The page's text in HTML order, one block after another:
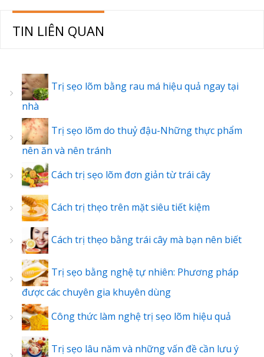
TIN LIÊN QUAN
Trị sẹo lõm bằng rau má hiệu quả ngay tại
nhà
Trị sẹo lõm do thuỷ đậu-Những thực phẩm
nên ăn và nên tránh
Cách trị sẹo lõm đơn giản từ trái cây
Cách trị thẹo trên mặt siêu tiết kiệm
Cách trị thẹo bằng trái cây mà bạn nên biết
Trị sẹo bằng nghệ tự nhiên: Phương pháp
được các chuyên gia khuyên dùng
Công thức làm nghệ trị sẹo lõm hiệu quả
Trị sẹo lâu năm và những vấn đề cần lưu ý